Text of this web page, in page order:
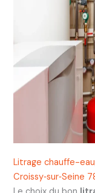
Litrage chauffe-
Croissy‑sur‑Seine